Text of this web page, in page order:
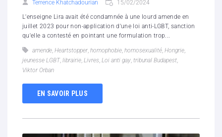
Terrence Khatchadourian 15/02/2024
L'enseigne Lira avait été condamnée à une lourd amende en
juillet 2023 pour non-application d'une loi anti-LGBT, sanction
qu'elle a contesté en pointant une formulation trop...
amende, Heartstopper, homophobie, homosexualité, Hongrie,
jeunesse LGBT, librairie, Livres, Loi anti gay, tribunal Budapest,
Viktor Orban
EN SAVOIR PLUS